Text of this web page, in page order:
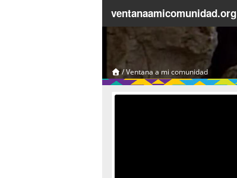
ventanaamicomunidad.org
/Ventana a mi comunidad